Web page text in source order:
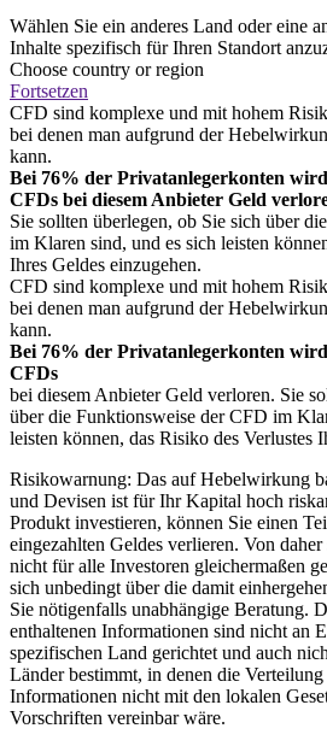
Wählen Sie ein anderes Land oder eine
Inhalte spezifisch für Ihren Standort
Choose country or region
Fortsetzen
CFD sind komplexe und mit hohem
bei denen man aufgrund der
kann.
Bei 76% der Privatanlegerkonten
CFDs bei diesem Anbieter Geld
Sie sollten überlegen, ob Sie sich über
im Klaren sind, und es sich leisten
Ihres Geldes einzugehen.
CFD sind komplexe und mit hohem
bei denen man aufgrund der
kann.
Bei 76% der Privatanlegerkonten
CFDs
bei diesem Anbieter Geld verloren. Sie
über die Funktionsweise der CFD im
leisten können, das Risiko des Verlustes
Risikowarnung: Das auf Hebelwirkung
und Devisen ist für Ihr Kapital hoch
Produkt investieren, können Sie einen
eingezahlten Geldes verlieren. Von
nicht für alle Investoren gleichermaßen
sich unbedingt über die damit
Sie nötigenfalls unabhängige Beratung.
enthaltenen Informationen sind nicht an
spezifischen Land gerichtet und auch
Länder bestimmt, in denen die
Informationen nicht mit den lokalen
Vorschriften vereinbar wäre.